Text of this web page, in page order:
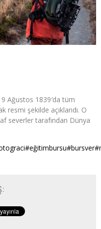
Ağustos 1839′da tüm
resmi şekilde açıklandı. O
severler tarafından Dünya
#eğitimbursu#bursver